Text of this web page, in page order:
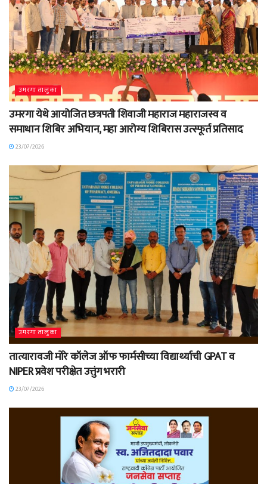
उमरगा तालुका
उमरगा येथे आयोजित छत्रपती शिवाजी महाराज महाराजस्व व
समाधान शिबिर अभियान, महा आरोग्य शिबिरास उत्स्फूर्त प्रतिसाद
23/07/2026
उमरगा तालुका
तात्यारावजी मोरे कॉलेज ऑफ फार्मसीच्या विद्यार्थ्याची GPAT व
NIPER प्रवेश परीक्षेत उत्तुंग भरारी
23/07/2026